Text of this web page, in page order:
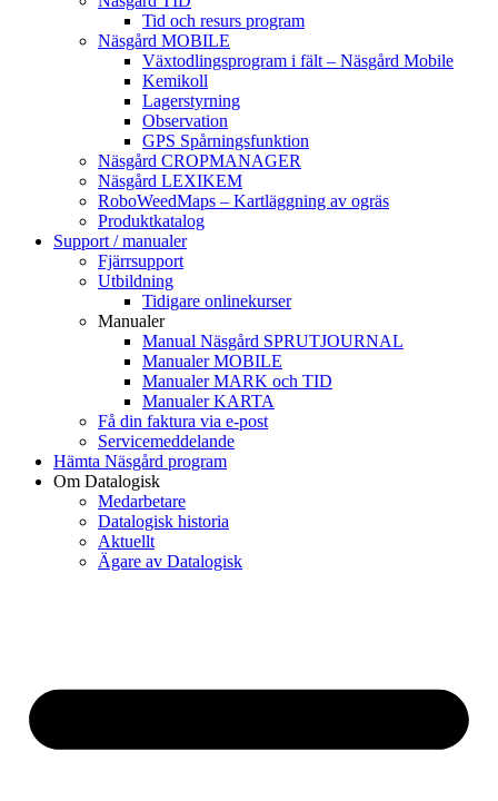
Tid och resurs program
Näsgård MOBILE
Växtodlingsprogram i fält – Näsgård Mobile
Kemikoll
Lagerstyrning
Observation
GPS Spårningsfunktion
Näsgård CROPMANAGER
Näsgård LEXIKEM
RoboWeedMaps – Kartläggning av ogräs
Produktkatalog
Support / manualer
Fjärrsupport
Utbildning
Tidigare onlinekurser
Manualer
Manual Näsgård SPRUTJOURNAL
Manualer MOBILE
Manualer MARK och TID
Manualer KARTA
Få din faktura via e-post
Servicemeddelande
Hämta Näsgård program
Om Datalogisk
Medarbetare
Datalogisk historia
Aktuellt
Ägare av Datalogisk